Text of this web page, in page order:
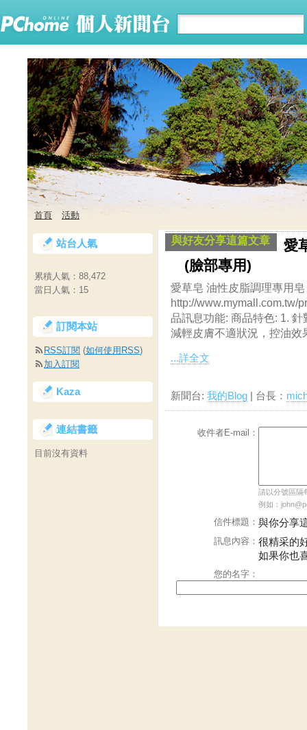
首頁 活動
與好友分享這篇文章
愛
(臉部專用)
愛草皂 油性皮脂調理專用
http://www.mymall.com.tw/
品訊息功能: 商品特色: 1.
減輕皮膚不適狀況，控油效
...詳全文
新聞台: 我的Blog | 台長：
收件者E-mail：
請以分號區隔
例如：
信件標題： 與你分享
訊息內容： 很精采的
如果你也
您的名字：
站台人氣
累積人氣： 88,472
當日人氣： 15
訂閱本站
RSS訂閱 (如何使用RSS)
加入訂閱
Kaza
連結書籤
目前沒有資料